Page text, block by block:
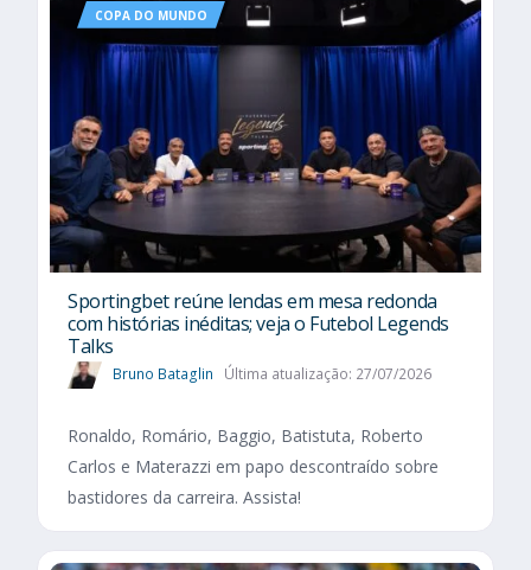
COPA DO MUNDO
Sportingbet reúne lendas em mesa redonda
com histórias inéditas; veja o Futebol Legends
Talks
Bruno Bataglin Última atualização: 27/07/2026
Ronaldo, Romário, Baggio, Batistuta, Roberto
Carlos e Materazzi em papo descontraído sobre
bastidores da carreira. Assista!